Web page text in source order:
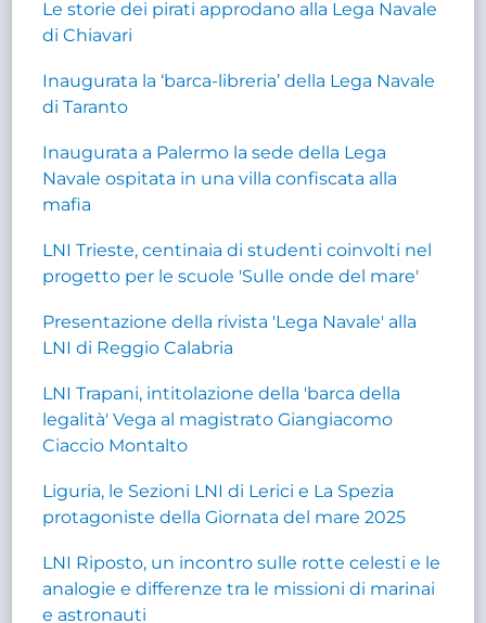
Le storie dei pirati approdano alla Lega Navale
di Chiavari
Inaugurata la ‘barca-libreria’ della Lega Navale
di Taranto
Inaugurata a Palermo la sede della Lega
Navale ospitata in una villa confiscata alla
mafia
LNI Trieste, centinaia di studenti coinvolti nel
progetto per le scuole 'Sulle onde del mare'
Presentazione della rivista 'Lega Navale' alla
LNI di Reggio Calabria
LNI Trapani, intitolazione della 'barca della
legalità' Vega al magistrato Giangiacomo
Ciaccio Montalto
Liguria, le Sezioni LNI di Lerici e La Spezia
protagoniste della Giornata del mare 2025
LNI Riposto, un incontro sulle rotte celesti e le
analogie e differenze tra le missioni di marinai
e astronauti